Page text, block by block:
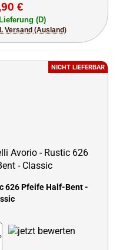
€
(D)
Versand (Ausland)
NICHT LIEFERBAR
626 Pfeife Half-Bent -